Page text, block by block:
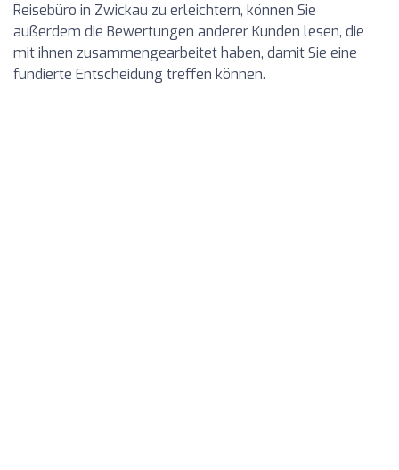
Reisebüro in Zwickau zu erleichtern, können Sie
außerdem die Bewertungen anderer Kunden lesen, die
mit ihnen zusammengearbeitet haben, damit Sie eine
fundierte Entscheidung treffen können.